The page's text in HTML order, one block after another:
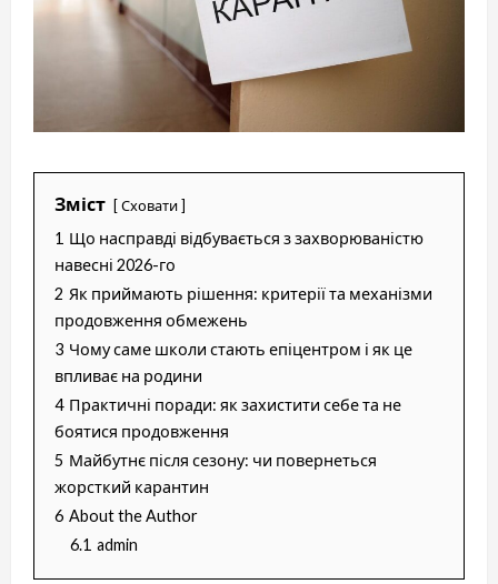
Зміст Сховати
1 Що насправді відбувається з захворюваністю
навесні 2026-го
2 Як приймають рішення: критерії та механізми
продовження обмежень
3 Чому саме школи стають епіцентром і як це
впливає на родини
4 Практичні поради: як захистити себе та не
боятися продовження
5 Майбутнє після сезону: чи повернеться
жорсткий карантин
6 About the Author
6.1 admin